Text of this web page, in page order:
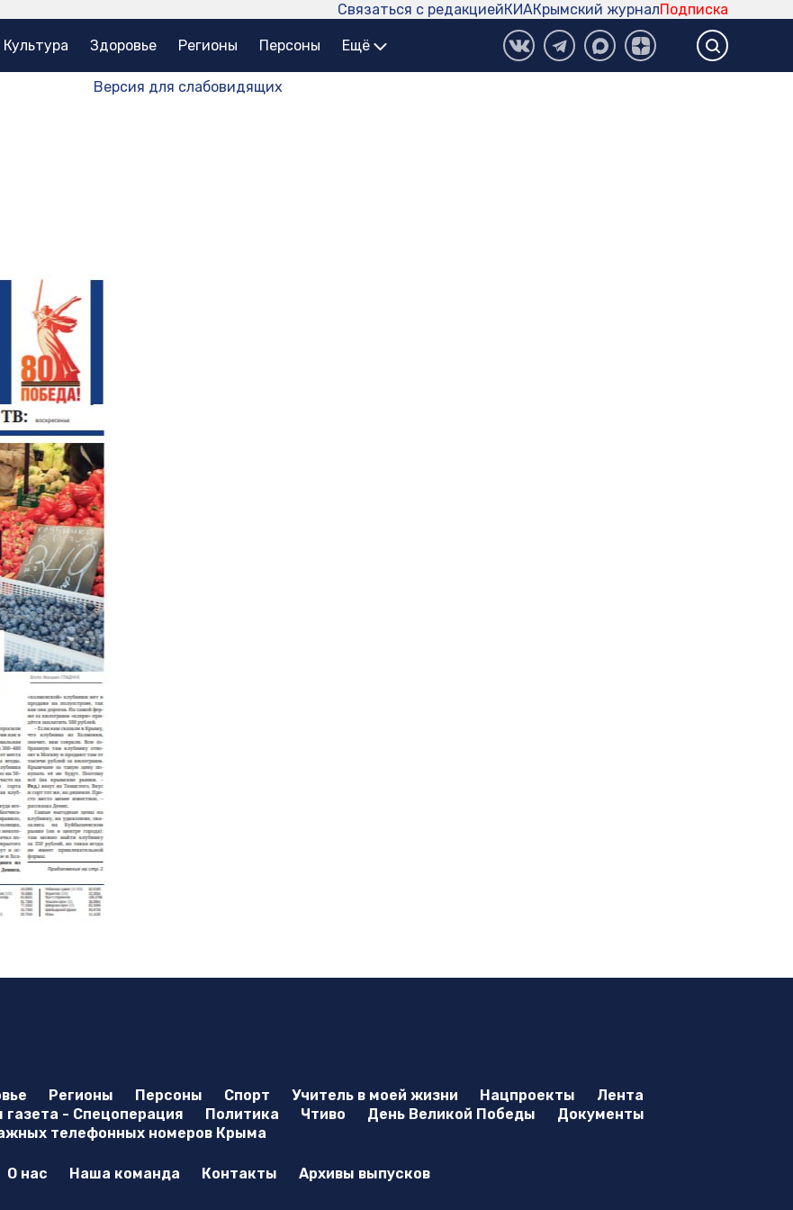
Подписка
Крымский журнал
КИА
Связаться с редакцией
Культура Здоровье Регионы Персоны Ещё
Версия для слабовидящих
Регионы Персоны Спорт Учитель в моей жизни Нацпроекты
Лента
газета - Спецоперация Политика Чтиво День Великой Победы
Документы
телефонных номеров Крыма
О нас Наша команда Контакты Архивы выпусков